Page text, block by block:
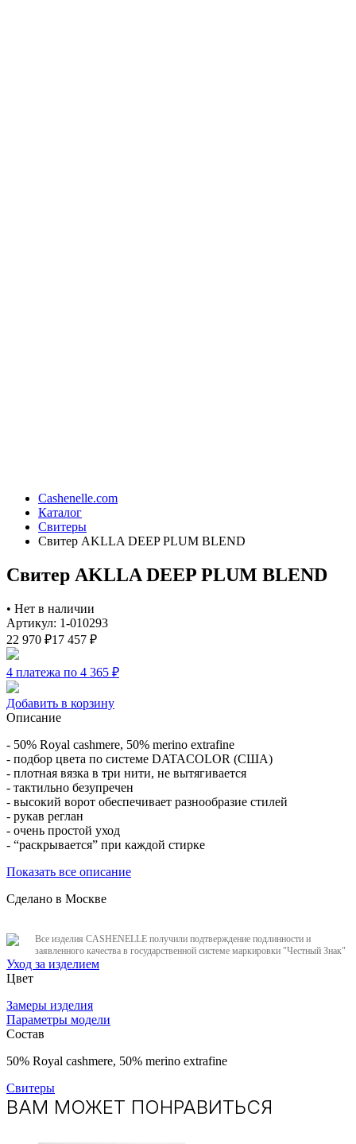
Cashenelle.com
Каталог
Свитеры
Свитер AKLLA DEEP PLUM BLEND
Свитер AKLLA DEEP PLUM BLEND
• Нет в наличии
Артикул: 1-010293
22 970 ₽17 457 ₽
4 платежа по 4 365 ₽
Добавить в корзину
Описание
- 50% Royal cashmere, 50% merino extrafine
- подбор цвета по системе DATACOLOR (США)
- плотная вязка в три нити, не вытягивается
- тактильно безупречен
- высокий ворот обеспечивает разнообразие стилей
- рукав реглан
- очень простой уход
- “раскрывается” при каждой стирке
Показать все описание
Сделано в Москве
Все изделия CASHENELLE получили подтверждение подлинности и
заявленного качества в государственной системе маркировки "Честный Знак"
Уход за изделием
Цвет
Замеры изделия
Параметры модели
Состав
50% Royal cashmere, ​50% merino extrafine
Свитеры
ВАМ МОЖЕТ ПОНРАВИТЬСЯ